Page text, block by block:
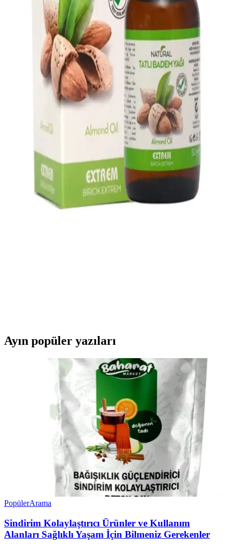
Katran sabunu, doğal içeriklerle üretilmiş, cilt ve saç sağlığını
destekleyen geleneksel bir ürün olup, akne, egzama ve kepek gibi
sorunlara doğal çözümler sunar.
Acı Badem Yağı ile Saç Sağlığını Destekleyen Doğal
Bakım Yöntemleri
Acı badem yağı, saçları güçlendiren, dökülmeyi azaltan ve parlaklık
kazandıran doğal bir saç bakım ürünüdür. Doğru kullanım ve dikkat
edilmesi gerekenler ile sağlıklı saçlara ulaşmak mümkün.
Marketlerde En Çok Tercih Edilen Bakım Ürünleri
Analizi ve Tüketici Tercihleri
Marketlerde en çok tercih edilen bakım ürünleri arasında temizlik,
cilt ve saç bakım ürünleri bulunur. Bu ürünler, hijyen ve kişisel
bakımın temel unsurlarıdır ve geniş tüketici kitlesi tarafından
Saç Uzatan Yağlar: Doğal İçeriklerle Saç Uzama ve
Güçlendirme Yöntemleri
Ayın popüler yazıları
PopülerArama
Sindirim Kolaylaştırıcı Ürünler ve Kullanım
Alanları Sağlıklı Yaşam İçin Bilmeniz Gerekenler